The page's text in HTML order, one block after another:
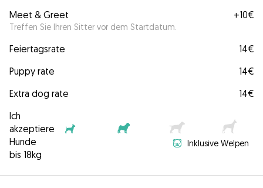
Meet & Greet
Treffen Sie Ihren Sitter vor dem Startdatum.
+10€
Feiertagsrate
14€
Puppy rate
14€
Extra dog rate
14€
Ich
akzeptiere
Hunde
bis 18kg
Inklusive Welpen